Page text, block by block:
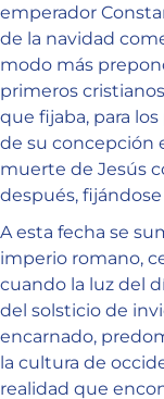
emperador
de la navidad
modo más
primeros
que fijaba, para
de su concepción
muerte de Jesús
después,
A esta fecha se
imperio romano,
cuando la luz del
del solsticio de
encarnado,
la cultura de
realidad que